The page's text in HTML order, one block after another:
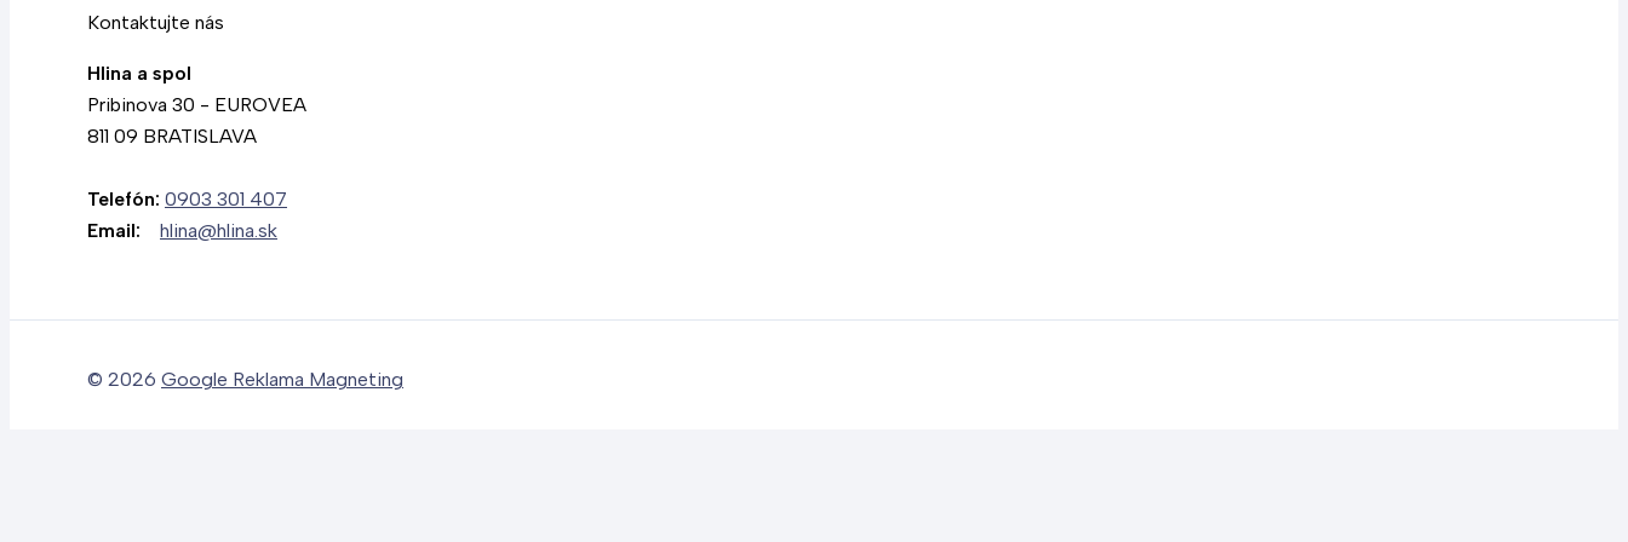
Kontaktujte nás
Hlina a spol
Pribinova 30 - EUROVEA
811 09 BRATISLAVA
Telefón: 0903 301 407
Email:
hlina@hlina.sk
© 2026 Google Reklama Magneting